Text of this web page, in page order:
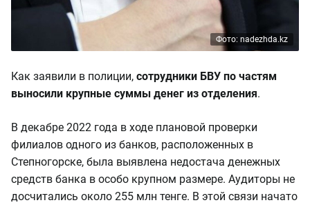
Фото: nadezhda.kz
Как заявили в полиции, сотрудники БВУ по частям
выносили крупные суммы денег из отделения.
В декабре 2022 года в ходе плановой проверки
филиалов одного из банков, расположенных в
Степногорске, была выявлена недостача денежных
средств банка в особо крупном размере. Аудиторы не
досчитались около 255 млн тенге. В этой связи начато